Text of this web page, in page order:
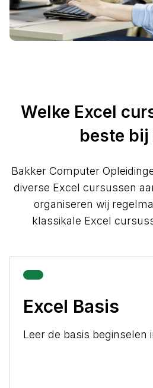
Welke Excel
beste bij
Bakker Computer
diverse Excel cursussen
organiseren wij
klassikale Excel
Excel Basis
Leer de basis beginselen